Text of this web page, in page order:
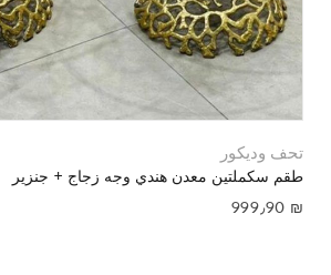
تحف وديكور
طقم سكملتين معدن هندي وجه زجاج + جنزير
999٫90 ₪